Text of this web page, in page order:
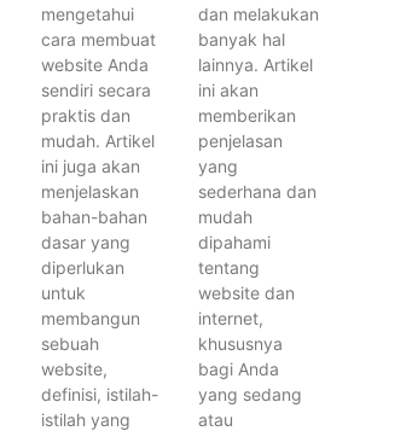
mengetahui
cara membuat
website Anda
sendiri secara
praktis dan
mudah. Artikel
ini juga akan
menjelaskan
bahan-bahan
dasar yang
diperlukan
untuk
membangun
sebuah
website,
definisi, istilah-
istilah yang
dan melakukan
banyak hal
lainnya. Artikel
ini akan
memberikan
penjelasan
yang
sederhana dan
mudah
dipahami
tentang
website dan
internet,
khususnya
bagi Anda
yang sedang
atau